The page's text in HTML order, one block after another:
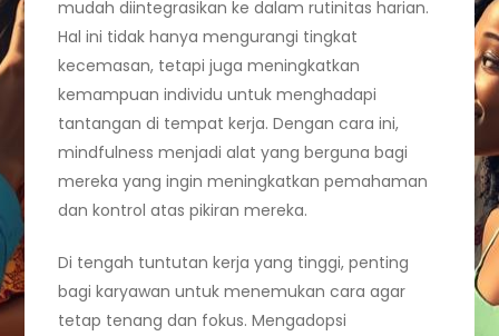
mudah diintegrasikan ke dalam rutinitas harian.
Hal ini tidak hanya mengurangi tingkat
kecemasan, tetapi juga meningkatkan
kemampuan individu untuk menghadapi
tantangan di tempat kerja. Dengan cara ini,
mindfulness menjadi alat yang berguna bagi
mereka yang ingin meningkatkan pemahaman
dan kontrol atas pikiran mereka.
Di tengah tuntutan kerja yang tinggi, penting
bagi karyawan untuk menemukan cara agar
tetap tenang dan fokus. Mengadopsi